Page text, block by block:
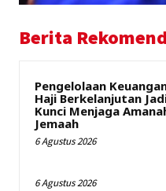
Berita
Pengelolaan
Haji Berkelanjutan
Kunci Menjaga
Jemaah
6 Agustus 2026
6 Agustus 2026